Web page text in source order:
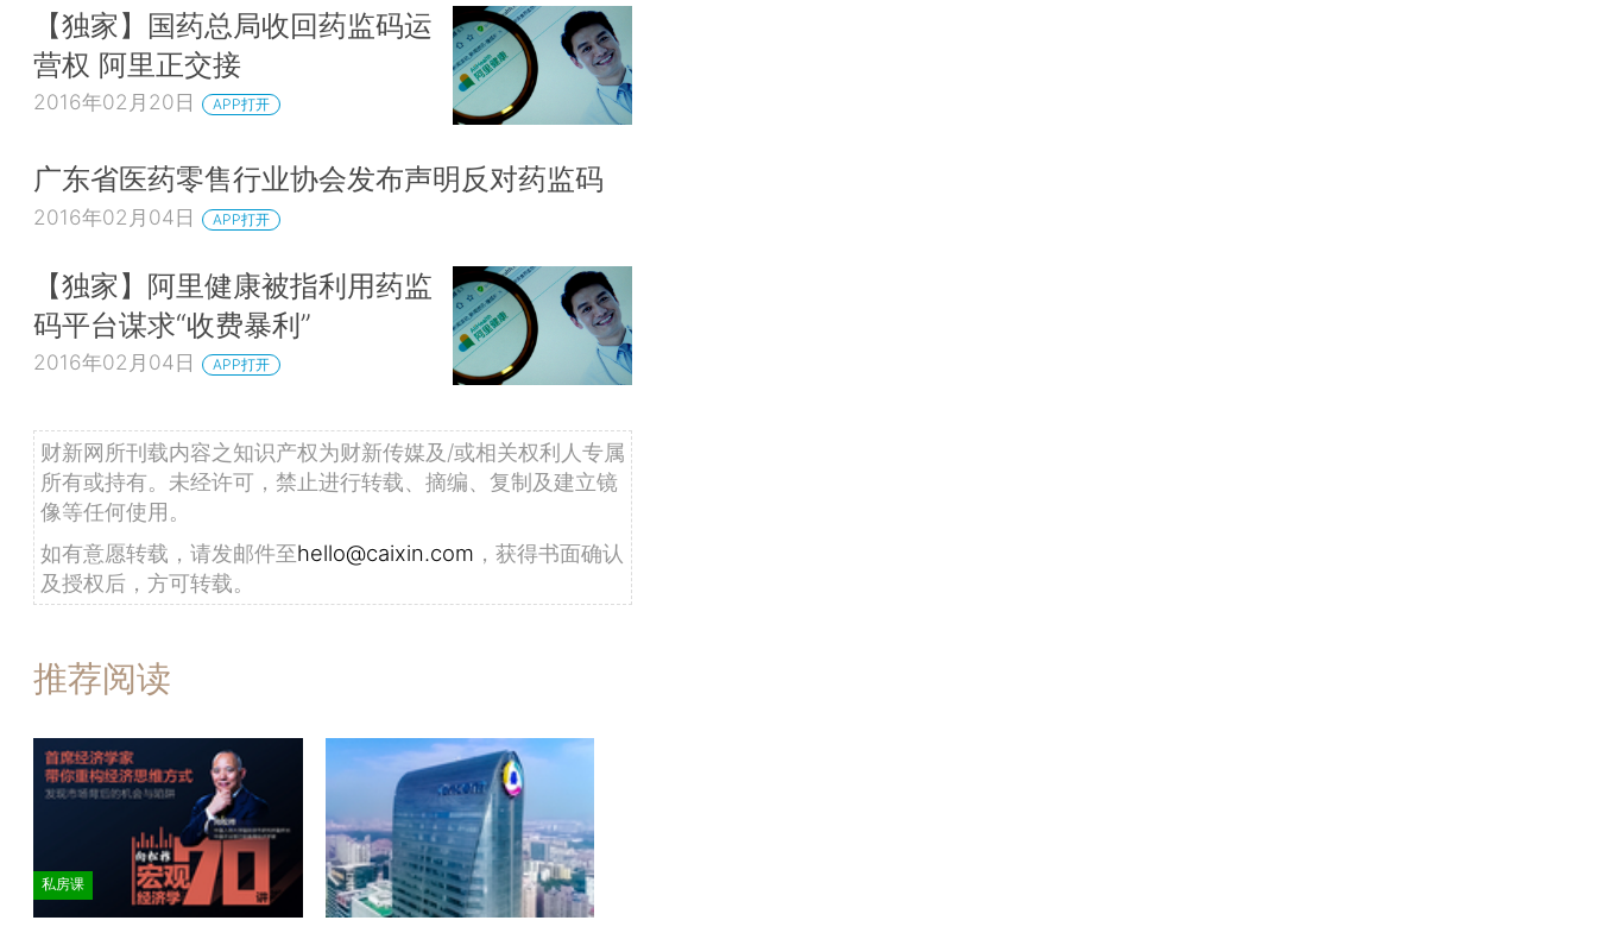
【独家】国药总局收回药监码运
营权 阿里正交接
2016年02月20日 APP打开
广东省医药零售行业协会发布声明反对药监码
2016年02月04日 APP打开
【独家】阿里健康被指利用药监
码平台谋求“收费暴利”
2016年02月04日 APP打开
财新网所刊载内容之知识产权为财新传媒及/或相关权利人专属
所有或持有。未经许可，禁止进行转载、摘编、复制及建立镜
像等任何使用。
如有意愿转载，请发邮件至hello@caixin.com ，获得书面确认
及授权后，方可转载。
推荐阅读
私房课